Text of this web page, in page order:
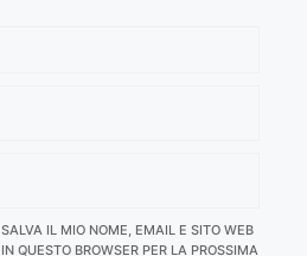
SALVA IL MIO NOME, EMAIL E SITO WEB
IN QUESTO BROWSER PER LA PROSSIMA